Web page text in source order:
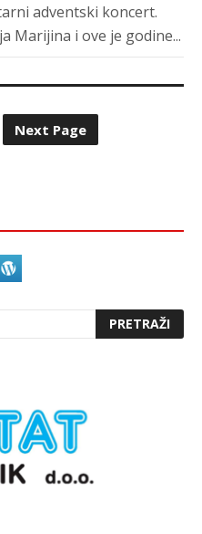
adventski koncert.
Marijina i ove je godine...
Next Page